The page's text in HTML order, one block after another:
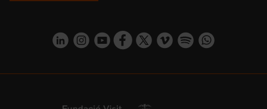
https://www.linkedin.com/company/turismo-valencia/mycompany/
https://www.instagram.com/visit_valencia/
https://www.youtube.com/user/
https://www.facebook.com/
https://twitter.com/
https://vimeo.com/
https://https://api.whatsapp.com/